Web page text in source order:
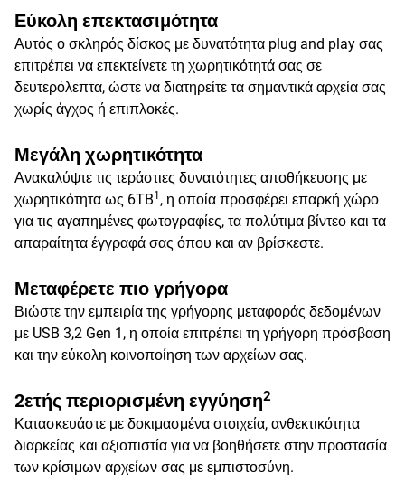
Εύκολη επεκτασιμότητα
Αυτός ο σκληρός δίσκος με δυνατότητα plug and play σας
επιτρέπει να επεκτείνετε τη χωρητικότητά σας σε
δευτερόλεπτα, ώστε να διατηρείτε τα σημαντικά αρχεία σας
χωρίς άγχος ή επιπλοκές.
Μεγάλη χωρητικότητα
Ανακαλύψτε τις τεράστιες δυνατότητες αποθήκευσης με
χωρητικότητα ως 6TB1 , η οποία προσφέρει επαρκή χώρο
για τις αγαπημένες φωτογραφίες, τα πολύτιμα βίντεο και τα
απαραίτητα έγγραφά σας όπου και αν βρίσκεστε.
Μεταφέρετε πιο γρήγορα
Βιώστε την εμπειρία της γρήγορης μεταφοράς δεδομένων
με USB 3,2 Gen 1, η οποία επιτρέπει τη γρήγορη πρόσβαση
και την εύκολη κοινοποίηση των αρχείων σας.
2ετής περιορισμένη εγγύηση2
Κατασκευάστε με δοκιμασμένα στοιχεία, ανθεκτικότητα
διαρκείας και αξιοπιστία για να βοηθήσετε στην προστασία
των κρίσιμων αρχείων σας με εμπιστοσύνη.